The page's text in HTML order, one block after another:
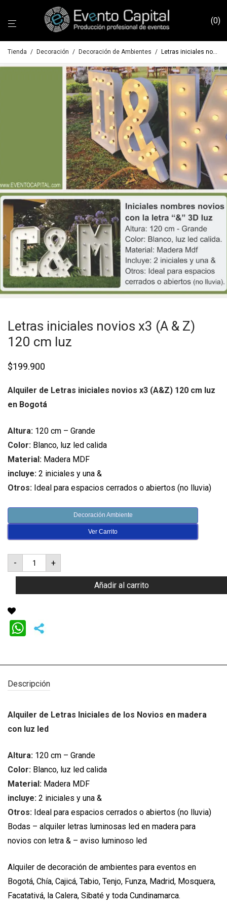
0
Tienda / Decoración / Decoración de Ambientes / Letras iniciales novios x3 (A & Z) 120 cm luz
Letras iniciales novios x3 (A & Z)
120 cm luz
$199.900
Alquiler de Letras iniciales novios x3 (A&Z) 120 cm luz
en Bogotá
Altura: 120 cm – Grande
Color: Blanco, luz led calida
Material: Madera MDF
incluye: 2 iniciales y una &
Otros: Ideal para espacios cerrados o abiertos (no lluvia)
Decoración Ambiente
Ver Carrito
-
Letras
iniciales
novios
x3
&
luz
cantidad
+
Añadir al carrito
WhatsApp
Descripción
Alquiler de Letras Iniciales de los Novios en madera
con luz led
Altura: 120 cm – Grande
Color: Blanco, luz led calida
Material: Madera MDF
incluye: 2 iniciales y una &
Otros: Ideal para espacios cerrados o abiertos (no lluvia)
Bodas – alquiler letras luminosas led en madera para
novios con letra & – aviso luminoso led
Alquiler de decoración de ambientes para eventos en
Bogotá, Chía, Cajicá, Tabio, Tenjo, Funza, Madrid, Mosquera,
Facatativá, la Calera, Sibaté y toda Cundinamarca.